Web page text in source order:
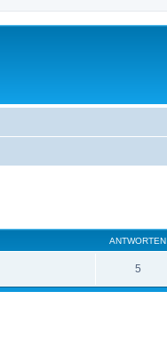
ANTWORTEN
5